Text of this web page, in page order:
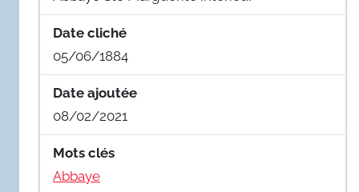
Date cliché
05/06/1884
Date ajoutée
08/02/2021
Mots clés
Abbaye